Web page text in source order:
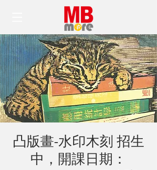
凸版畫-水印木刻 招生
中，開課日期：